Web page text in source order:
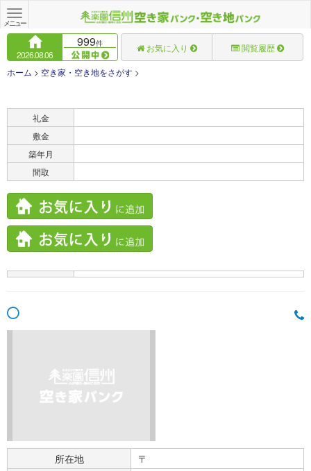
Toggle
navigation
メニュー
2026.08.06
999件 お気に入り 閲覧履歴
ホーム > 空き家・空き地をさがす >
礼金
敷金
築年月
間取
所在地
〒